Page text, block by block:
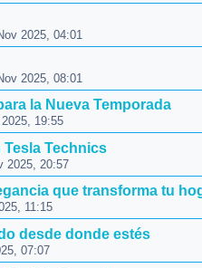
2025, 04:01
2025, 08:01
la Nueva Temporada
19:55
Tesla Technics
2025, 20:57
que transforma tu
11:15
desde donde estés
07:07